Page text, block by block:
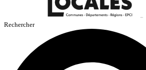
Rechercher